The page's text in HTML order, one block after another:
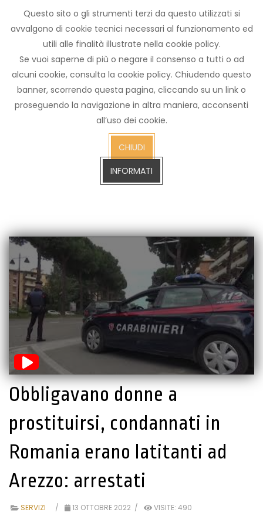
Questo sito o gli strumenti terzi da questo utilizzati si
avvalgono di cookie tecnici necessari al funzionamento ed
utili alle finalità illustrate nella cookie policy.
Se vuoi saperne di più o negare il consenso a tutti o ad
alcuni cookie, consulta la cookie policy. Chiudendo questo
banner, scorrendo questa pagina, cliccando su un link o
proseguendo la navigazione in altra maniera, acconsenti
all’uso dei cookie.
CHIUDI
INFORMATI
Archivio
notizie
Arezzo TV
CERCA SULL'ARCHIVIO FINO A GENNAIO 2023
Obbligavano donne a
prostituirsi, condannati in
Romania erano latitanti ad
Arezzo: arrestati
SERVIZI 13 OTTOBRE 2022 VISITE: 490